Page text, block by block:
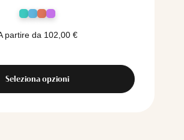
partire da 102,00 €
Seleziona opzioni